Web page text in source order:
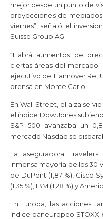
mejor desde un punto de
proyecciones de
viernes”, señaló el
Suisse Group AG.
“Habrá aumentos de
ciertas áreas del
ejecutivo de Hannover Re,
prensa en Monte Carlo.
En Wall Street, el alza se
el índice Dow Jones
S&P 500 avanzaba un
mercado Nasdaq se
La aseguradora
inmensa mayoría de los 30
de DuPont (1,87 %), Cisco
(1,35 %), IBM (1,28 %) y
En Europa, las acciones
índice paneuropeo STOXX